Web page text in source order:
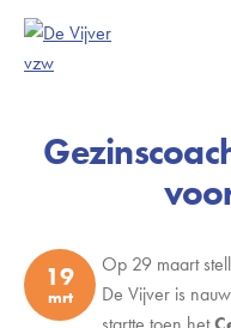
19
mrt
Op 29 maart
De Vijver is